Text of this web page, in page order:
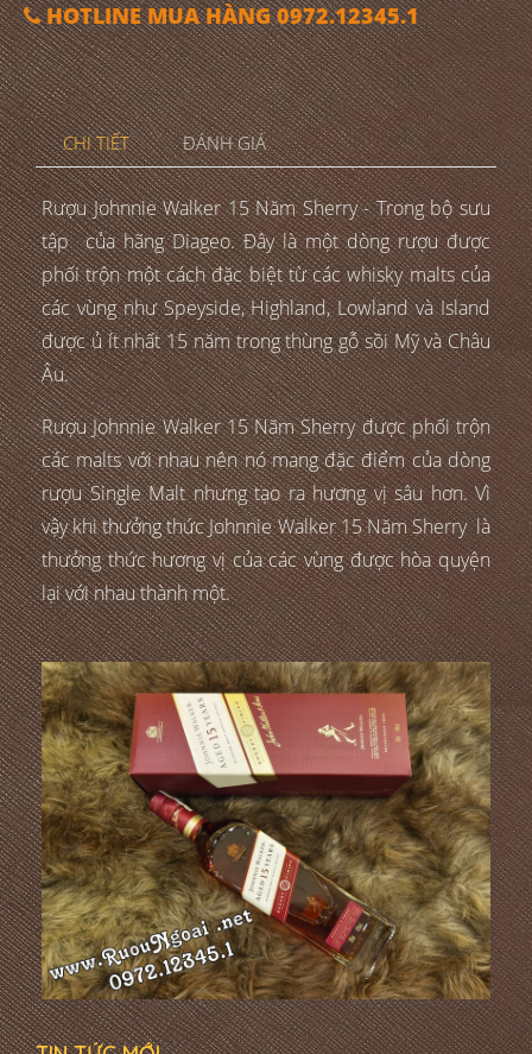
HOTLINE MUA HÀNG 0972.12345.1
CHI TIẾT ĐÁNH GIÁ
Rượu Johnnie Walker 15 Năm Sherry - Trong bộ sưu
tập của hãng Diageo. Đây là một dòng rượu được
phối trộn một cách đặc biệt từ các whisky malts của
các vùng như Speyside, Highland, Lowland và Island
được ủ ít nhất 15 năm trong thùng gỗ sồi Mỹ và Châu
Âu.
Rượu Johnnie Walker 15 Năm Sherry được phối trộn
các malts với nhau nên nó mang đặc điểm của dòng
rượu Single Malt nhưng tạo ra hương vị sâu hơn. Vì
vậy khi thưởng thức Johnnie Walker 15 Năm Sherry là
thưởng thức hương vị của các vùng được hòa quyện
lại với nhau thành một.